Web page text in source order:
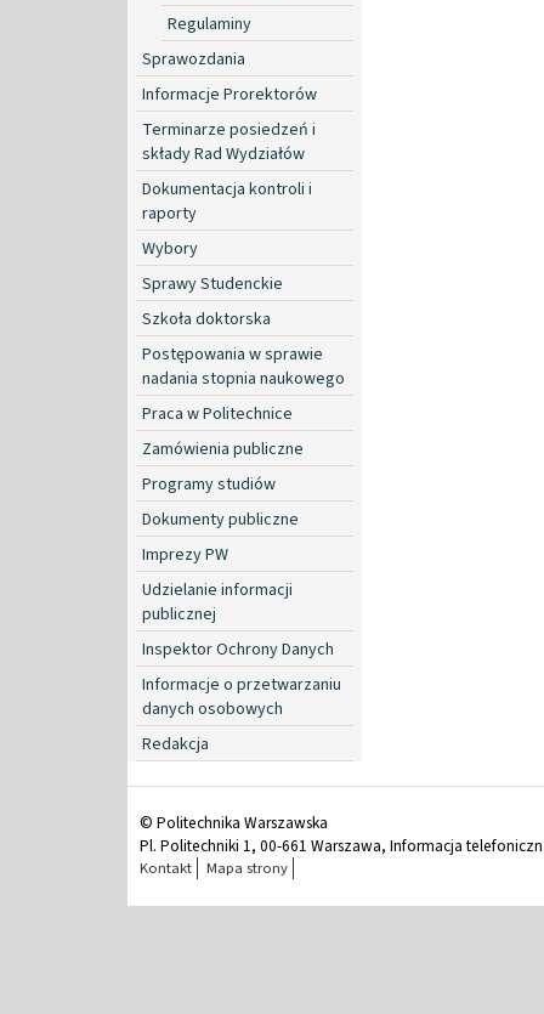
Regulaminy
Sprawozdania
Informacje Prorektorów
Terminarze posiedzeń i
składy Rad Wydziałów
Dokumentacja kontroli i
raporty
Wybory
Sprawy Studenckie
Szkoła doktorska
Postępowania w sprawie
nadania stopnia naukowego
Praca w Politechnice
Zamówienia publiczne
Programy studiów
Dokumenty publiczne
Imprezy PW
Udzielanie informacji
publicznej
Inspektor Ochrony Danych
Informacje o przetwarzaniu
danych osobowych
Redakcja
© Politechnika Warszawska
Pl. Politechniki 1, 00-661 Warszawa, Informacja
Kontakt Mapa strony